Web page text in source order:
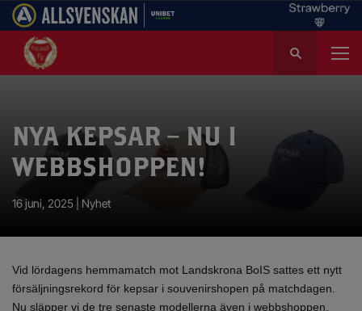
k
t
NYA KEPSAR – NU I
WEBBSHOPPEN!
16 juni, 2025 | Nyhet
Vid lördagens hemmamatch mot Landskrona BoIS sattes ett nytt
försäljningsrekord för kepsar i souvenirshopen på matchdagen.
Nu släpper vi de tre senaste modellerna även i webbshoppen.